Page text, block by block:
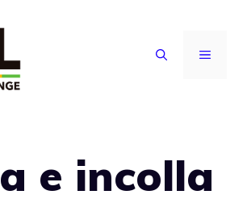
MENU
e incolla